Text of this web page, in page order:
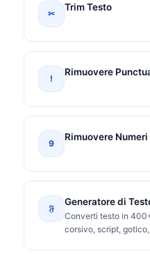
✂
Trim Testo
!
Rimuovere
9
Rimuovere
𝔉
Generatore di
Converti testo in
corsivo, script,